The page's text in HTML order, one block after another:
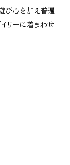
び心を加え普遍
リーに着まわせ